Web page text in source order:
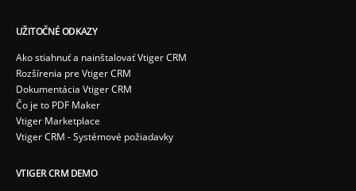
UŽITOČNÉ ODKAZY
Ako stiahnuť a nainštalovať Vtiger CRM
Rozšírenia pre Vtiger CRM
Dokumentácia Vtiger CRM
Čo je to PDF Maker
Vtiger Marketplace
Vtiger CRM - Systémové požiadavky
VTIGER CRM DEMO